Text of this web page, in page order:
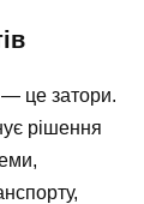
— це затори.
рішення